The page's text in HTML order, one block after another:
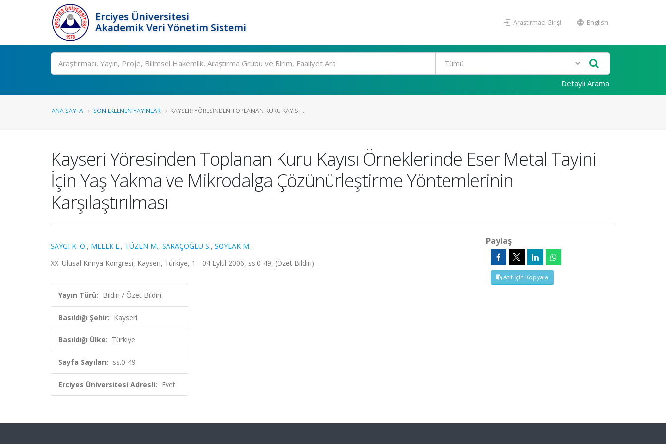
Erciyes Üniversitesi
Akademik Veri Yönetim Sistemi
Araştırmacı Girişi English
Ara
Detaylı Arama
ANA SAYFA SON EKLENEN YAYINLAR KAYSERI YÖRESINDEN TOPLANAN KURU KAYISI ...
Kayseri Yöresinden Toplanan Kuru Kayısı Örneklerinde Eser Metal Tayini
İçin Yaş Yakma ve Mikrodalga Çözünürleştirme Yöntemlerinin
Karşılaştırılması
SAYGI K. Ö., MELEK E., TÜZEN M., SARAÇOĞLU S., SOYLAK M.
XX. Ulusal Kimya Kongresi, Kayseri, Türkiye, 1 - 04 Eylül 2006, ss.0-49, (Özet Bildiri)
Yayın Türü: Bildiri / Özet Bildiri
Basıldığı Şehir: Kayseri
Basıldığı Ülke: Türkiye
Sayfa Sayıları: ss.0-49
Erciyes Üniversitesi Adresli: Evet
Paylaş
Atıf İçin Kopyala